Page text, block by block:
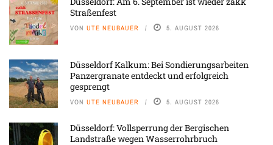
Straßenfest
VON UTE NEUBAUER 5. AUGUST 2026
Düsseldorf Kalkum: Bei Sondierungsarbeiten
Panzergranate entdeckt und erfolgreich
gesprengt
VON UTE NEUBAUER 5. AUGUST 2026
Düsseldorf: Vollsperrung der Bergischen
Landstraße wegen Wasserrohrbruch